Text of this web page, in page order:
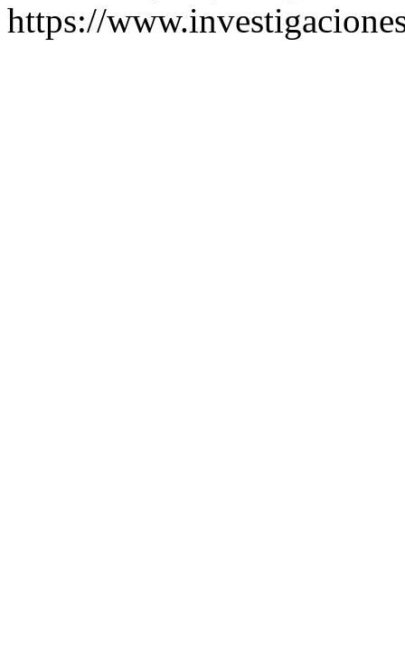
https://